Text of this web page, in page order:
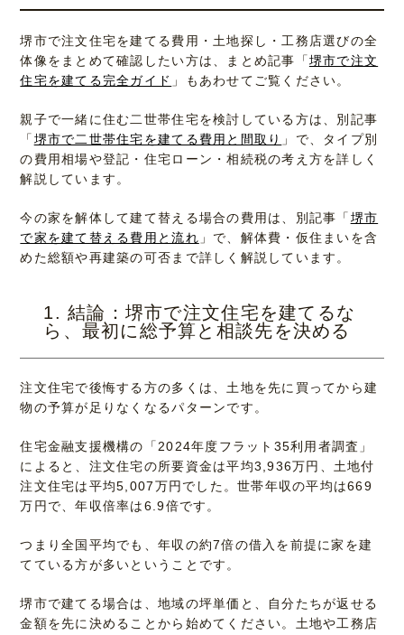
堺市で注文住宅を建てる費用・土地探し・工務店選びの全
体像をまとめて確認したい方は、まとめ記事「堺市で注文
住宅を建てる完全ガイド 」もあわせてご覧ください。
親子で一緒に住む二世帯住宅を検討している方は、別記事
「 堺市で二世帯住宅を建てる費用と間取り 」で、タイプ別
の費用相場や登記・住宅ローン・相続税の考え方を詳しく
解説しています。
今の家を解体して建て替える場合の費用は、別記事「 堺市
で家を建て替える費用と流れ 」で、解体費・仮住まいを含
めた総額や再建築の可否まで詳しく解説しています。
1. 結論：堺市で注文住宅を建てるな
ら、最初に総予算と相談先を決める
注文住宅で後悔する方の多くは、土地を先に買ってから建
物の予算が足りなくなるパターンです。
住宅金融支援機構の「2024年度フラット35利用者調査」
によると、注文住宅の所要資金は平均3,936万円、土地付
注文住宅は平均5,007万円でした。世帯年収の平均は669
万円で、年収倍率は6.9倍です。
つまり全国平均でも、年収の約7倍の借入を前提に家を建
てている方が多いということです。
堺市で建てる場合は、地域の坪単価と、自分たちが返せる
金額を先に決めることから始めてください。土地や工務店